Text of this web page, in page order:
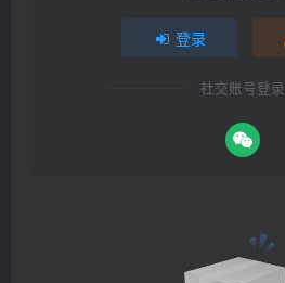
登录
社交账号登录